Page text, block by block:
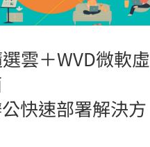
雲＋WVD微軟虛
快速部署解決方